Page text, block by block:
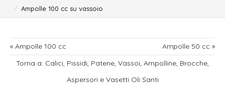
/ Ampolle 100 cc su vassoio
« Ampolle 100 cc
Ampolle 50 cc »
Torna a: Calici, Pissidi, Patene, Vassoi, Ampolline, Brocche,
Aspersori e Vasetti Oli Santi